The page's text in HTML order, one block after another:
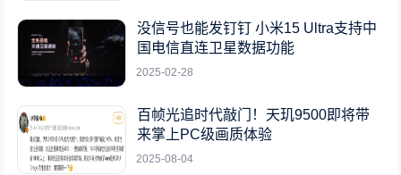
没信号也能发钉钉 小米15 Ultra支持中
国电信直连卫星数据功能
2025-02-28
百帧光追时代敲门！天玑9500即将带
来掌上PC级画质体验
2025-08-04